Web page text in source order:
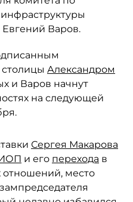
Евгений Варов.
Александром
и Варов начнут
на следующей
Сергея Макарова
и его перехода в
место